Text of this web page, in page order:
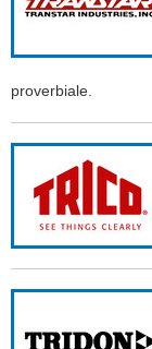
proverbiale.